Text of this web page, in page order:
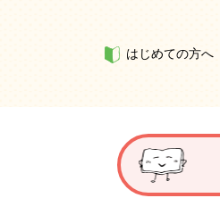
はじめての方へ